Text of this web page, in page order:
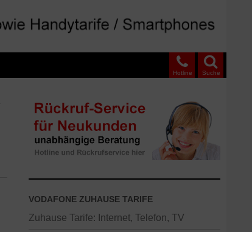
Suche
Hotline
VODAFONE ZUHAUSE TARIFE
Zuhause Tarife: Internet, Telefon, TV